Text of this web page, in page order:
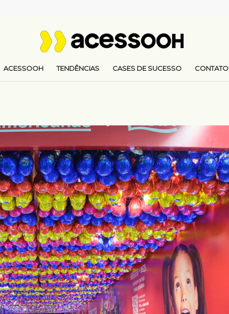
ACESSOOH TENDÊNCIAS CASES DE SUCESSO CONTATO